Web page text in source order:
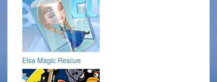
Elsa Magic Rescue